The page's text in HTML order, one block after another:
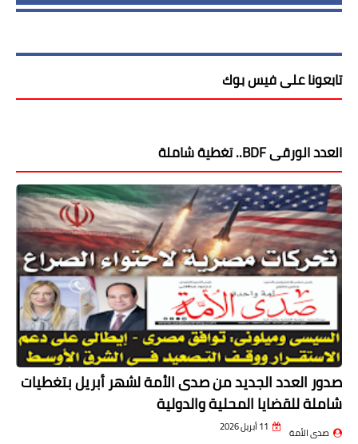
تابعونا على فيس بوك
العدد الورقى BDF.. تغطية شاملة
صدور العدد الجديد من صدى الأمة لشهر أبريل بتغطيات
شاملة للقضايا المحلية والدولية
صدى الأمة 11 أبريل 2026